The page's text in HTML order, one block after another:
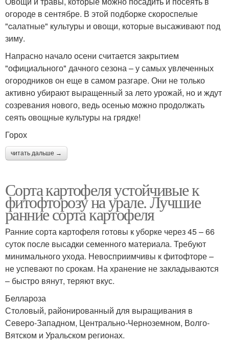
огороде в сентябре. В этой подборке скороспелые
"cалатные" культуры и овощи, которые высаживают под
зиму.
Напрасно начало осени считается закрытием
"официального" дачного сезона – у самых увлеченных
огородников он еще в самом разгаре. Они не только
активно убирают выращенный за лето урожай, но и ждут
созревания нового, ведь осенью можно продолжать
сеять овощные культуры на грядке!
Горох
читать дальше →
Сорта картофеля устойчивые к
фитофторозу на урале. Лучшие
ранние сорта картофеля
Ранние сорта картофеля готовы к уборке через 45 – 66
суток после высадки семенного материала. Требуют
минимального ухода. Невосприимчивы к фитофторе –
не успевают по срокам. На хранение не закладываются
– быстро вянут, теряют вкус.
Беллароза
Столовый, районированный для выращивания в
Северо-Западном, Центрально-Черноземном, Волго-
Вятском и Уральском регионах.